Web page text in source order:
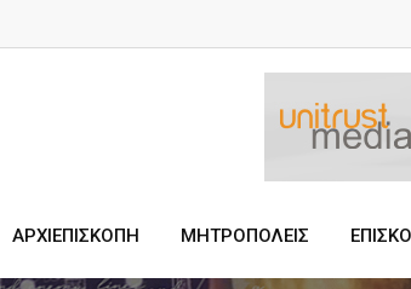
ΑΡΧΙΕΠΙΣΚΟΠΗ ΜΗΤΡΟΠΟΛΕΙΣ